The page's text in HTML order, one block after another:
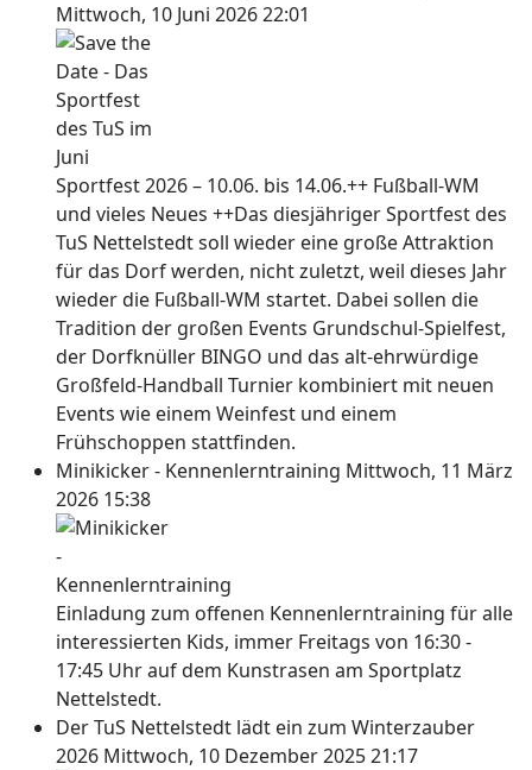
Mittwoch, 10 Juni 2026 22:01
Sportfest 2026 – 10.06. bis 14.06.++ Fußball-WM
und vieles Neues ++Das diesjähriger Sportfest des
TuS Nettelstedt soll wieder eine große Attraktion
für das Dorf werden, nicht zuletzt, weil dieses Jahr
wieder die Fußball-WM startet. Dabei sollen die
Tradition der großen Events Grundschul-Spielfest,
der Dorfknüller BINGO und das alt-ehrwürdige
Großfeld-Handball Turnier kombiniert mit neuen
Events wie einem Weinfest und einem
Frühschoppen stattfinden.
Minikicker - Kennenlerntraining Mittwoch, 11 März
2026 15:38
Einladung zum offenen Kennenlerntraining für alle
interessierten Kids, immer Freitags von 16:30 -
17:45 Uhr auf dem Kunstrasen am Sportplatz
Nettelstedt.
Der TuS Nettelstedt lädt ein zum Winterzauber
2026 Mittwoch, 10 Dezember 2025 21:17